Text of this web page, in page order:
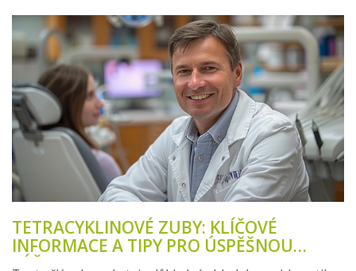
TETRACYKLINOVÉ ZUBY: KLÍČOVÉ
INFORMACE A TIPY PRO ÚSPĚŠNOU
LÉČBU